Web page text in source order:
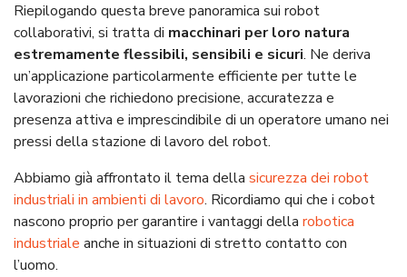
Riepilogando questa breve panoramica sui robot
collaborativi, si tratta di macchinari per loro natura
estremamente flessibili, sensibili e sicuri. Ne deriva
un’applicazione particolarmente efficiente per tutte le
lavorazioni che richiedono precisione, accuratezza e
presenza attiva e imprescindibile di un operatore umano nei
pressi della stazione di lavoro del robot.
Abbiamo già affrontato il tema della sicurezza dei robot
industriali in ambienti di lavoro. Ricordiamo qui che i cobot
nascono proprio per garantire i vantaggi della robotica
industriale anche in situazioni di stretto contatto con
l’uomo.